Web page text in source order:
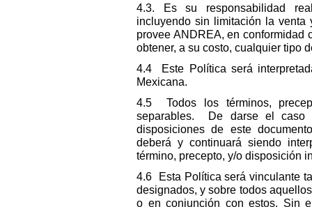
4.3. Es su responsabilidad
incluyendo sin limitación la
provee ANDREA, en conformidad
obtener, a su costo, cualquier tipo
4.4 Este Política será
Mexicana.
4.5 Todos los términos,
separables. De darse el caso
disposiciones de este
deberá y continuará siendo
término, precepto, y/o disposición
4.6 Esta Política será vinculante
designados, y sobre todos
o en conjunción con estos. Sin